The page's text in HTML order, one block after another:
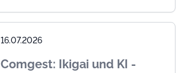
16.07.2026
Comgest: Ikigai und KI -